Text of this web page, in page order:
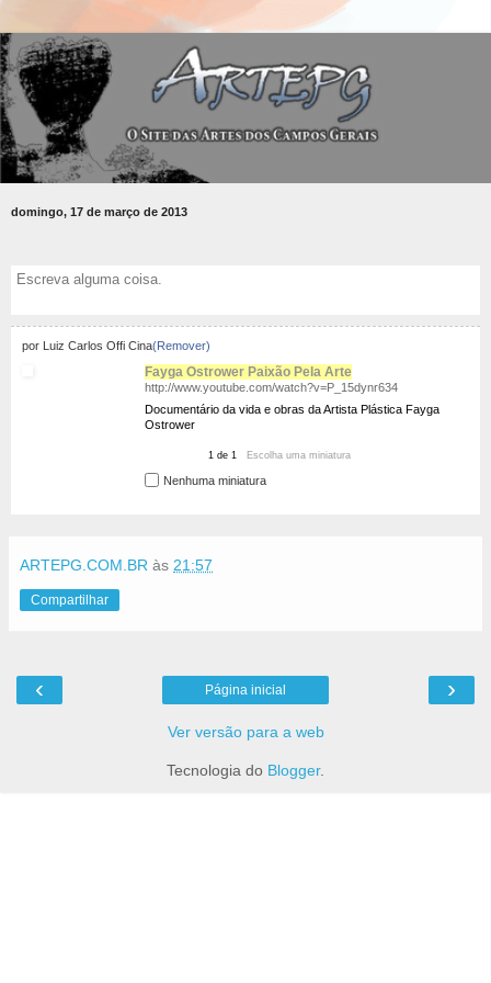
domingo, 17 de março de 2013
por Luiz Carlos Offi Cina(Remover)
Fayga Ostrower Paixão Pela Arte
http://www.youtube.com/watch?v=P_15dynr634
Documentário da vida e obras da Artista Plástica Fayga
Ostrower
1 de 1 Escolha uma miniatura
Nenhuma miniatura
ARTEPG.COM.BR às 21:57
Compartilhar
‹ ›
Página inicial
Ver versão para a web
Tecnologia do Blogger.